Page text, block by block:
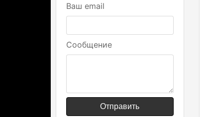
Ваш email
Сообщение
Отправить